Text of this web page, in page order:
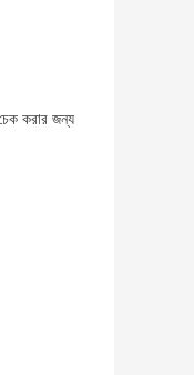
করার জন্য